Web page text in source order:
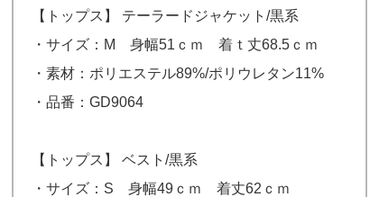
【トップス】 テーラードジャケット/黒系
・サイズ：M 身幅51ｃｍ 着ｔ丈68.5ｃｍ
・素材：ポリエステル89%/ポリウレタン11%
・品番：GD9064
【トップス】 ベスト/黒系
・サイズ：S 身幅49ｃｍ 着丈62ｃｍ